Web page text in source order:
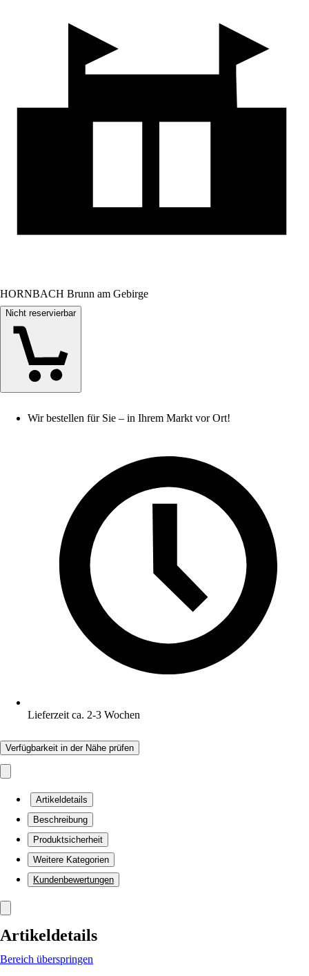
HORNBACH Brunn am Gebirge
Nicht reservierbar
Wir bestellen für Sie – in Ihrem Markt vor Ort!
Lieferzeit ca. 2-3 Wochen
Verfügbarkeit in der Nähe prüfen
Artikeldetails
Beschreibung
Produktsicherheit
Weitere Kategorien
Kundenbewertungen
Artikeldetails
Bereich überspringen